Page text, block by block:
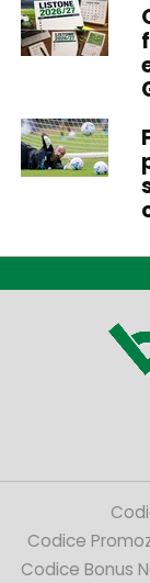
Codice
Codice Bonus